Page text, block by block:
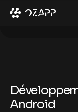
Développe
Android